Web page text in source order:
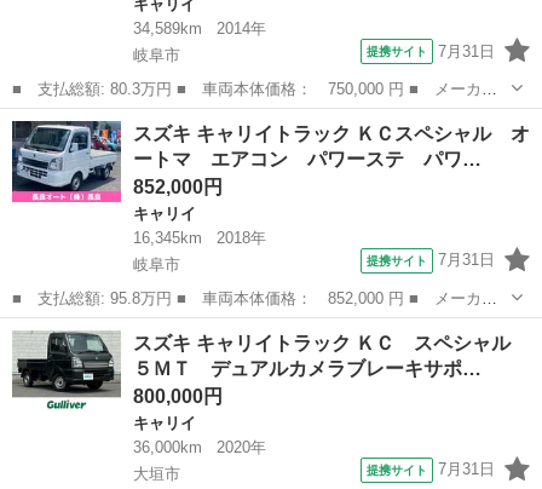
キャリイ
34,589km
2014年
岐阜市
提携サイト 7月31日
■ 支払総額: 80.3万円 ■ 車両本体価格： 750,000 円 ■ メーカー
名： スズキ ■ 車種名： キャリイトラック ■ グレード名： Ｋ
Ｘ パート４ＷＤ ５ＭＴ パワーウインドウ キーレス 認定中古
車 パートタ...
岐阜 岐阜市 キャリイ
スズキ キャリイトラック ＫＣスペシャル オ
ートマ エアコン パワーステ パワ…
852,000円
キャリイ
16,345km
2018年
岐阜市
提携サイト 7月31日
■ 支払総額: 95.8万円 ■ 車両本体価格： 852,000 円 ■ メーカー
名： スズキ ■ 車種名： キャリイトラック ■ グレード名： Ｋ
Ｃスペシャル オートマ エアコン パワーステ パワーウインド
４ＷＤ ５Ａ...
岐阜 岐阜市 キャリイ
スズキ キャリイトラック ＫＣ スペシャル
５ＭＴ デュアルカメラブレーキサポ…
800,000円
キャリイ
36,000km
2020年
大垣市
提携サイト 7月31日